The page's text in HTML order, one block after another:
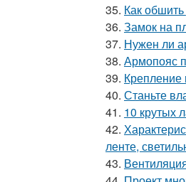
35. Как
36. Замок на
37. Нужен ли
38. Армопояс
39. Крепление
40. Станьте
41. 10 крутых
42.
ленте,
43.